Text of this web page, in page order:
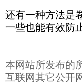
还有一种方法是
一些也能有效防
本网站所发布的
互联网其它公开